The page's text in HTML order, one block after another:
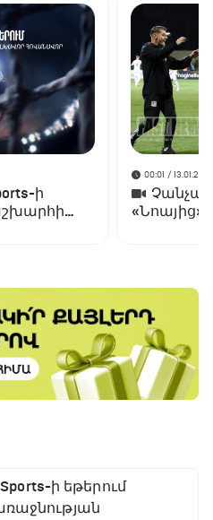
ի
00:01 /
«Նոայից»
ի եթերում